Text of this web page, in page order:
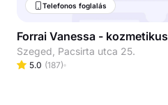
Telefonos foglalás
Forrai Vanessa - kozmetikus
Szeged, Pacsirta utca 25.
5.0 (187)